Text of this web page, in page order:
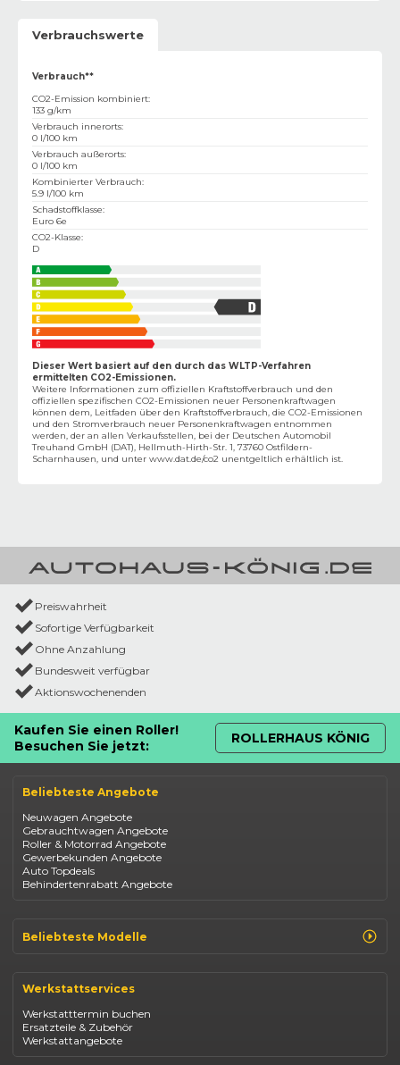
Verbrauchswerte
Verbrauch**
CO2-Emission kombiniert:
133 g/km
Verbrauch innerorts:
0 l/100 km
Verbrauch außerorts:
0 l/100 km
Kombinierter Verbrauch:
5.9 l/100 km
Schadstoffklasse:
Euro 6e
CO2-Klasse:
D
Dieser Wert basiert auf den durch das WLTP-Verfahren
ermittelten CO2-Emissionen.
Weitere Informationen zum offiziellen Kraftstoffverbrauch und den
offiziellen spezifischen CO2-Emissionen neuer Personenkraftwagen
können dem‚ Leitfaden über den Kraftstoffverbrauch, die CO2-Emissionen
und den Stromverbrauch neuer Personenkraftwagen entnommen
werden, der an allen Verkaufsstellen, bei der Deutschen Automobil
Treuhand GmbH (DAT), Hellmuth-Hirth-Str. 1, 73760 Ostfildern-
Scharnhausen, und unter www.dat.de/co2 unentgeltlich erhältlich ist.
Preiswahrheit
Sofortige Verfügbarkeit
Ohne Anzahlung
Bundesweit verfügbar
Aktionswochenenden
Kaufen Sie einen Roller!
Besuchen Sie jetzt:
ROLLERHAUS KÖNIG
Beliebteste Angebote
Neuwagen Angebote
Gebrauchtwagen Angebote
Roller & Motorrad Angebote
Gewerbekunden Angebote
Auto Topdeals
Behindertenrabatt Angebote
Beliebteste Modelle
Opel Corsa
Fiat 500
Dacia Duster
Dacia Sandero
Jeep Compass
Werkstattservices
Werkstatttermin buchen
Ersatzteile & Zubehör
Werkstattangebote